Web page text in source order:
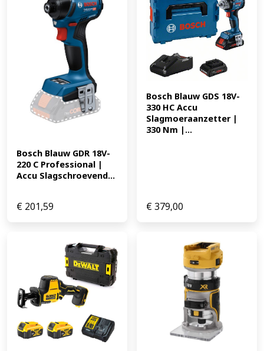
Bosch Blauw GDR 18V-
220 C Professional |
Accu Slagschroevend...
€ 201,59
Bosch Blauw GDS 18V-
330 HC Accu
Slagmoeraanzetter |
330 Nm |...
€379,00